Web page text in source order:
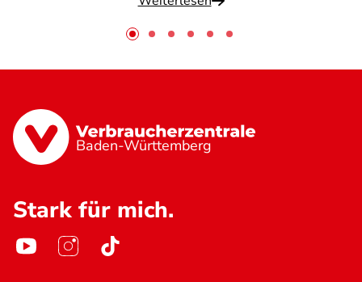
Baden-Württemberg
Stark für mich.